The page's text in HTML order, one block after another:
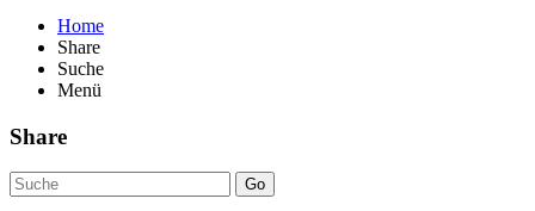
Home
Share
Suche
Menü
Share
Go